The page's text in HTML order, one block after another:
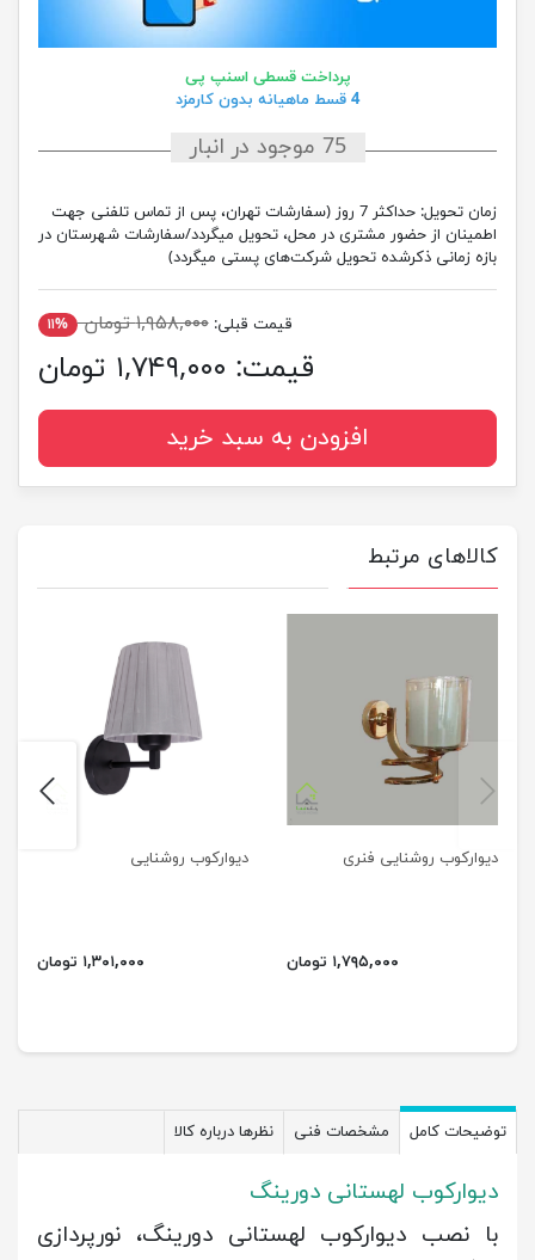
پرداخت قسطی اسنپ پی
4 قسط ماهیانه بدون کارمزد
75 موجود در انبار
زمان تحویل:
حداکثر 7 روز (سفارشات تهران، پس از تماس تلفنی جهت
اطمینان از حضور مشتری در محل، تحویل میگردد/سفارشات شهرستان در
بازه زمانی ذکرشده تحویل شرکت‌های پستی میگردد)
قیمت قبلی: ۱,۹۵۸,۰۰۰ تومان ۱۱%
قیمت: ۱,۷۴۹,۰۰۰ تومان
افزودن به سبد خرید
کالاهای مرتبط
دیوارکوب روشنایی فنری
۱,۷۹۵,۰۰۰ تومان
دیوارکوب روشنایی
۱,۳۰۱,۰۰۰ تومان
previus
توضیحات کامل مشخصات فنی نظرها درباره کالا
دیوارکوب لهستانی دورینگ
با نصب دیوارکوب لهستانی دورینگ، نورپردازی